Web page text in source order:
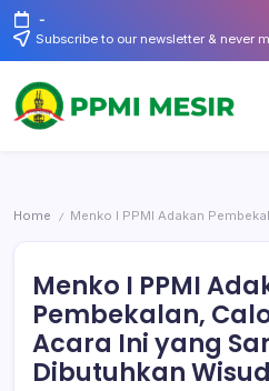
Skip
to
content
-
Subscribe to our newsletter & never
Home / Menko I PPMI Adakan Pembekalan, Calon
Menko I PPMI
Pembekalan,
Acara Ini yang
Dibutuhkan